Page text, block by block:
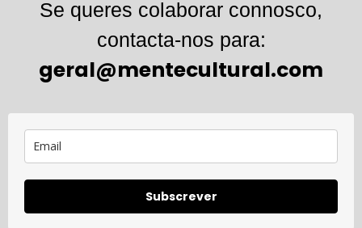
Se queres colaborar connosco,
contacta-nos para:
geral@mentecultural.com
Subscrever